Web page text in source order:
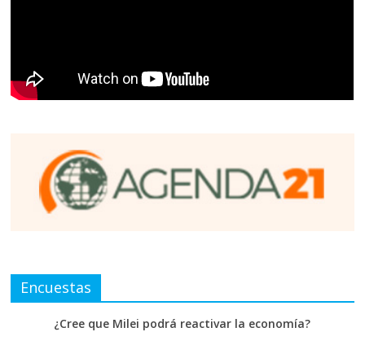
Encuestas
¿Cree que Milei podrá reactivar la economía?